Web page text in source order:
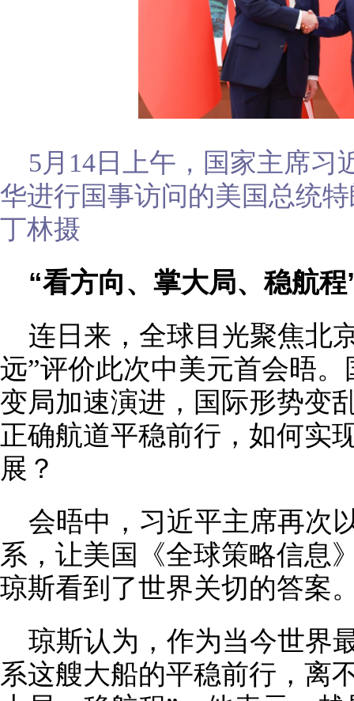
5月14日上午，国家主席习
华进行国事访问的美国总统
丁林摄
“看方向、掌大局、稳航程
连日来，全球目光聚焦北
远”评价此次中美元首会晤
变局加速演进，国际形势变
正确航道平稳前行，如何实
展？
会晤中，习近平主席再次
系，让美国《全球策略信息
琼斯看到了世界关切的答案
琼斯认为，作为当今世界
系这艘大船的平稳前行，离